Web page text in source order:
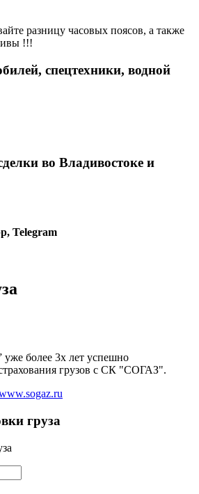
разницу часовых поясов, а также
!!!
спецтехники, водной
во Владивостоке и
Telegram
более 3х лет успешно
грузов с СК "СОГАЗ".
груза